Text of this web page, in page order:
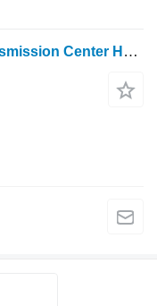
Käigukast New Holland 8360 Transmission Center Housing 5173156 tüübi jaoks ratastraktori New Holland 8360